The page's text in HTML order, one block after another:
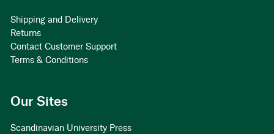
Shipping and Delivery
Returns
Contact Customer Support
Terms & Conditions
Our Sites
Scandinavian University Press